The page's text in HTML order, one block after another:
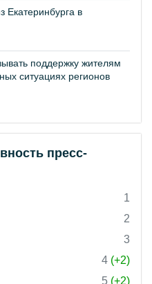
Екатеринбурга в
поддержку жителям
ситуациях регионов
пресс-
1
2
3
4 (+2)
5 (+2)